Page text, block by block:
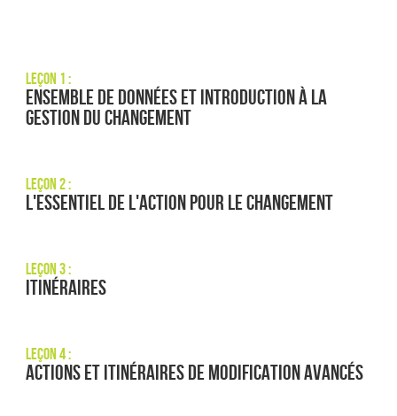
Leçon 1 :
Ensemble de données et introduction à la
gestion du changement
Leçon 2 :
L'essentiel de l'action pour le changement
Leçon 3 :
Itinéraires
Leçon 4 :
Actions et itinéraires de modification avancés